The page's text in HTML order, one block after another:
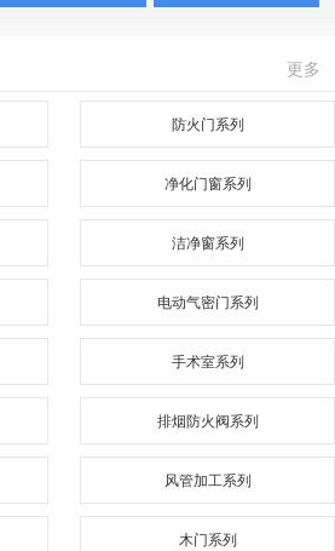
防火门系列
净化门窗系列
洁净窗系列
电动气密门系列
手术室系列
排烟防火阀系列
风管加工系列
木门系列
更多